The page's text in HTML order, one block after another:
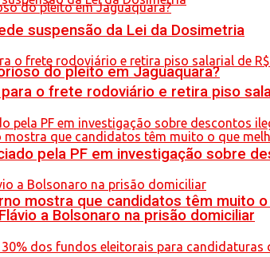
do pleito em Jaguaquara?
mostra que candidatos têm muito
suspensão da Lei da Dosimetria
o frete rodoviário e retira piso
pela PF em investigação sobre
a Bolsonaro na prisão domiciliar